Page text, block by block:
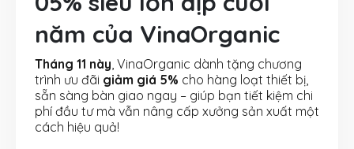
năm của VinaOrganic
Tháng 11 này , VinaOrganic dành tặng chương
trình ưu đãi giảm giá 5% cho hàng loạt thiết bị,
sẵn sàng bàn giao ngay – giúp bạn tiết kiệm chi
phí đầu tư mà vẫn nâng cấp xưởng sản xuất một
cách hiệu quả!